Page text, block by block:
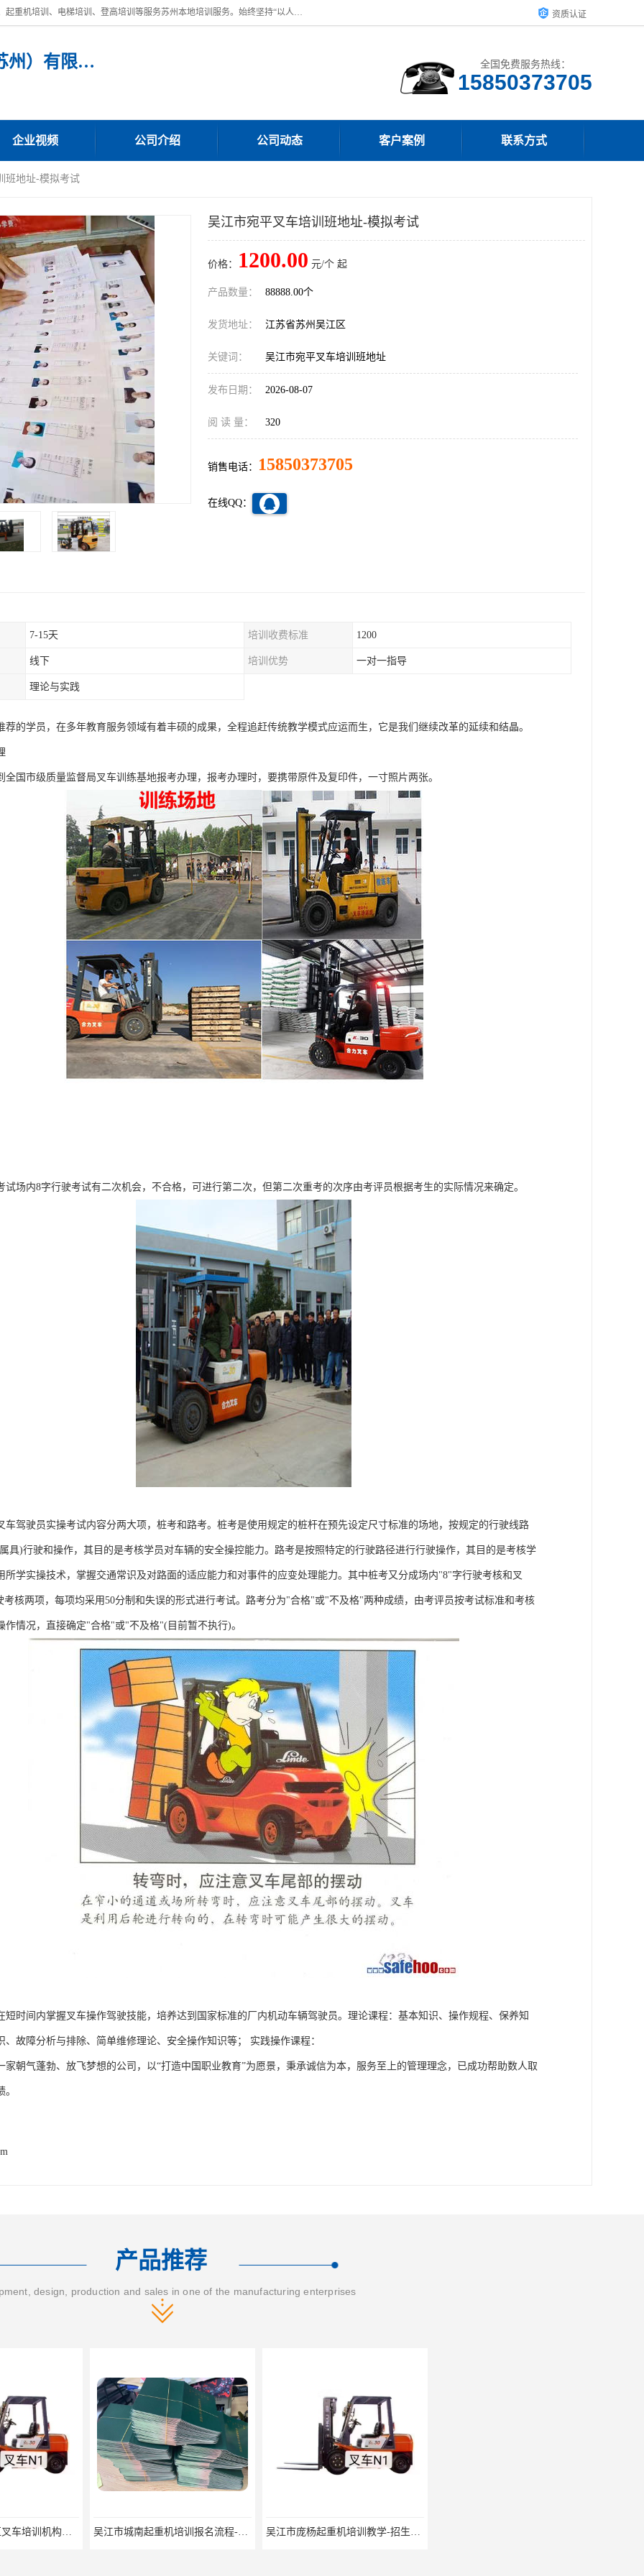
苏州宏远特种作业人员培训，提供：叉车培训、电焊工培训、电工培训、起重机培训、电梯培训、登高培训等服务苏州本地培训服务。始终坚持“以人为本，质量立校”的办学思想，以培养社会应用型人才为己任，明码收费，诚实守信，中途不收任何费用。随到随学，学会为止，一期未学会者免费再学，直到学会为止。 资质认证
宏远特种作业人员培训（苏州）有限公司 全国免费服务热线：
15850373705
企业视频 公司介绍 公司动态 客户案例 联系方式
班地址-模拟考试
吴江市宛平叉车培训班地址-模拟考试
价格： 1200.00 元/个 起
产品数量： 88888.00个
发货地址： 江苏省苏州吴江区
关键词： 吴江市宛平叉车培训班地址
发布日期： 2026-08-07
阅 读 量： 320
销售电话： 15850373705
在线QQ：
7-15天 培训收费标准 1200
线下 培训优势 一对一指导
理论与实践
荐的学员，在多年教育服务领域有着丰硕的成果，全程追赶传统教学模式应运而生，它是我们继续改革的延续和结晶。
全国市级质量监督局叉车训练基地报考办理，报考办理时，要携带原件及复印件，一寸照片两张。
试场内8字行驶考试有二次机会，不合格，可进行第二次，但第二次重考的次序由考评员根据考生的实际情况来确定。
车驾驶员实操考试内容分两大项，桩考和路考。桩考是使用规定的桩杆在预先设定尺寸标准的场地，按规定的行驶线路
具)行驶和操作，其目的是考核学员对车辆的安全操控能力。路考是按照特定的行驶路径进行行驶操作，其目的是考核学
所学实操技术，掌握交通常识及对路面的适应能力和对事件的应变处理能力。其中桩考又分成场内"8"字行驶考核和叉
考核两项，每项均采用50分制和失误的形式进行考试。路考分为"合格"或"不及格"两种成绩，由考评员按考试标准和考核
作情况，直接确定"合格"或"不及格"(目前暂不执行)。
短时间内掌握叉车操作驾驶技能，培养达到国家标准的厂内机动车辆驾驶员。理论课程：基本知识、操作规程、保养知
、故障分析与排除、简单维修理论、安全操作知识等； 实践操作课程：
家朝气蓬勃、放飞梦想的公司，以“打造中国职业教育”为愿景，秉承诚信为本，服务至上的管理理念，已成功帮助数人取
产品推荐
design, production and sales in one of the manufacturing enterprises
2022昆山市工业区叉车培训机构学会为止 吴江市城南起重机培训报名流程-随报随考 吴江市庞杨起重机培训教学-招生条件